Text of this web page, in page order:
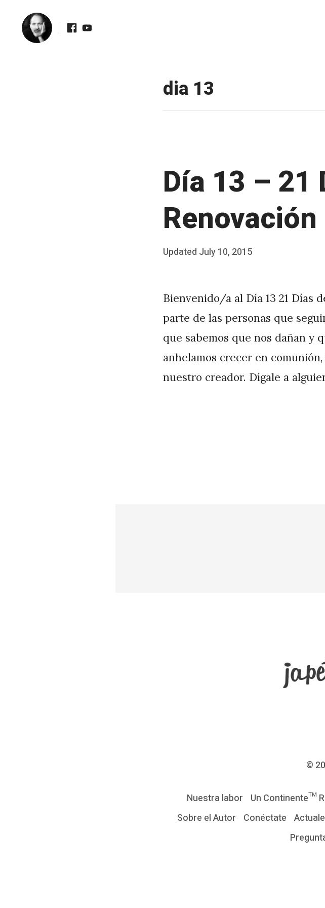
Facebook
Youtube
dia 13
Día 13 – 21
Renovación
Posted
Updated July 10, 2015
b
J
é
r
e
Bienvenido/a al Día 13 21 Días
parte de las personas que
que sabemos que nos dañan y
anhelamos crecer en
nuestro creador. Dígale a
©
Nuestra labor Un Continente™
Sobre el Autor
Conéctate